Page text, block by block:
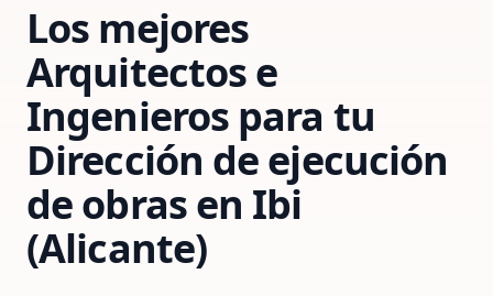
Los mejores
Arquitectos e
Ingenieros para tu
Dirección de ejecución
de obrasen Ibi
(Alicante)